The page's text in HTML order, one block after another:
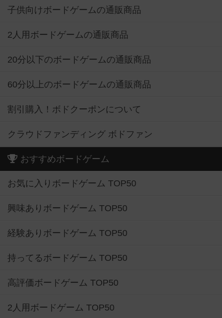
子供向けボードゲームの通販商品
2人用ボードゲームの通販商品
20分以下のボードゲームの通販商品
60分以上のボードゲームの通販商品
割引購入！ボドクーポンについて
クラウドファンディング ボドファン
おすすめボードゲーム
お気に入りボードゲーム TOP50
興味ありボードゲーム TOP50
経験ありボードゲーム TOP50
持ってるボードゲーム TOP50
高評価ボードゲーム TOP50
2人用ボードゲーム TOP50